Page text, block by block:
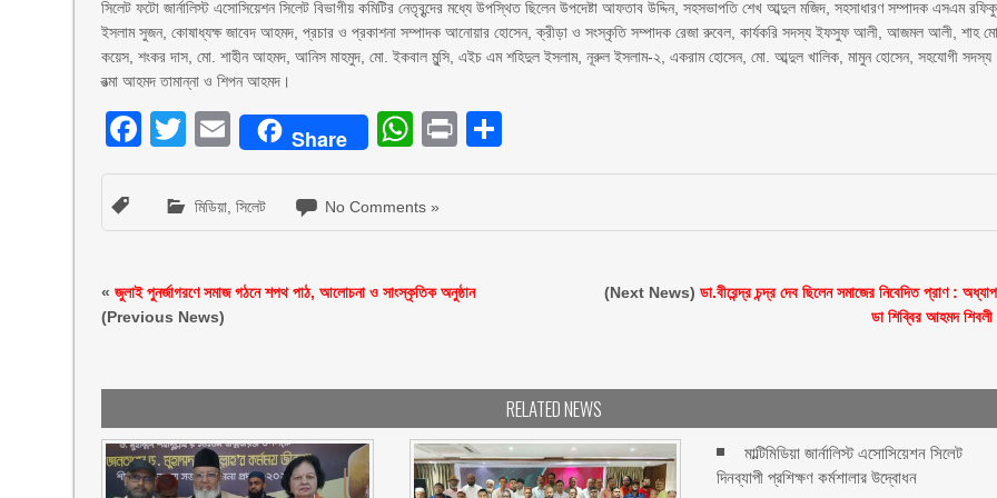
সিলেট ফটো জার্নালিস্ট এসোসিয়েশন সিলেট বিভাগীয় কমিটির নেতৃবৃন্দের মধ্যে উপস্থিত ছিলেন উপদেষ্টা আফতাব উদ্দিন, সহসভাপতি শেখ আব্দুল মজিদ, সহসাধারণ সম্পাদক এসএম
ইসলাম সুজন, কোষাধ্যক্ষ জাবেদ আহমদ, প্রচার ও প্রকাশনা সম্পাদক আনোয়ার হোসেন, ক্রীড়া ও সংস্কৃতি সম্পাদক রেজা রুবেল, কার্যকরি সদস্য ইফসুফ আলী, আজমল আলী, শাহ মো.
কয়েস, শংকর দাস, মো. শাহীন আহমদ, আনিস মাহমুদ, মো. ইকবাল মুন্সি, এইচ এম শহিদুল ইসলাম, নূরুল ইসলাম-২, একরাম হোসেন, মো. আব্দুল খালিক, মামুন হোসেন, সহযোগী সদস্য
রত্মা আহমদ তামান্না ও শিপন আহমদ।
Facebook
Twitter
EmailShare WhatsApp
Print
মিডিয়া ,সিলেট No Comments »
«জুলাই পুনর্জাগরণে সমাজ গঠনে শপথ পাঠ, আলোচনা ও সাংস্কৃতিক অনুষ্ঠান
(Previous News)
(Next News)ডা.বীরেন্দ্র চন্দ্র দেব ছিলেন সমাজের নিবেদিত প্রাণ :
ডা শিব্বির আহমদ শিবলী
RELATED NEWS
মাল্টিমিডিয়া জার্নালিস্ট এসোসিয়েশন সিলেট
দিনব্যাপী প্রশিক্ষণ কর্মশালার উদ্বোধন